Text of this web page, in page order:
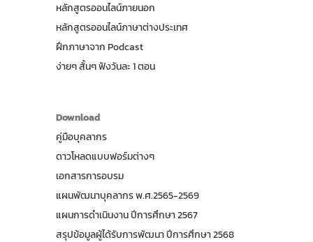
หลักสูตรออนไลน์ภายนอก
หลักสูตรออนไลน์ภาษาต่างประเทศ
ฝึกภาษาจาก Podcast
ง่ายๆ สั้นๆ ฟังวันละ 1 ตอน
Download
คู่มือบุคลากร
ดาวโหลดแบบฟอร์มต่างๆ
เอกสารการอบรม
แผนพัฒนาบุคลากร พ.ศ.2565-2569
แผนการดำเนินงาน ปีการศึกษา 2567
สรุปข้อมูลผู้ได้รับการพัฒนา ปีการศึกษา 2568